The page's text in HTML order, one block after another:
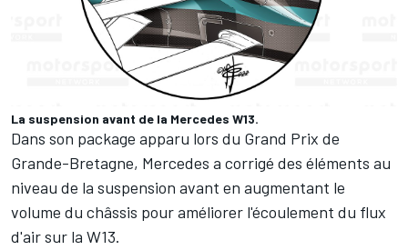
La suspension avant de la Mercedes W13.
Dans son package apparu lors du Grand Prix de
Grande-Bretagne, Mercedes a corrigé des éléments au
niveau de la suspension avant en augmentant le
volume du châssis pour améliorer l'écoulement du flux
d'air sur la W13.